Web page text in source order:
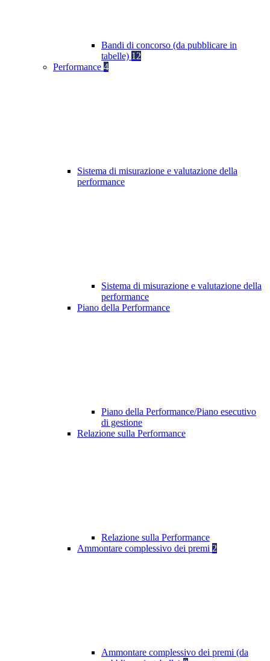
Bandi di concorso (da pubblicare in
tabelle) 12
Performance 4
Sistema di misurazione e valutazione della
performance
Sistema di misurazione e valutazione della
performance
Piano della Performance
Piano della Performance/Piano esecutivo
di gestione
Relazione sulla Performance
Relazione sulla Performance
Ammontare complessivo dei premi 2
Ammontare complessivo dei premi (da